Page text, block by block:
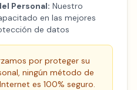
Personal: Nuestro
en las mejores
de datos
por proteger su
ningún método de
es 100% seguro.